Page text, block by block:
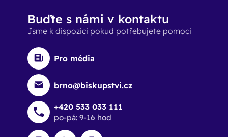
Buďte s námi v kontaktu
Jsme k dispozici pokud potřebujete pomoci
Pro média
brno@biskupstvi.cz
+420 533 033 111
po-pá: 9-16 hod